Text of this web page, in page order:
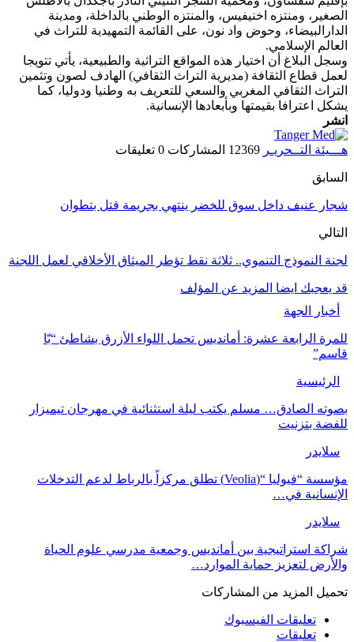
الصغير، ومنتزه اخنيفيس، والمنتزه الوطني بالداخلة، ومدينة
الدارالبيضاء، وحوض واد نون، على القائمة التمهيدية للتراث في
العالم الإسلامي.
وسجل البلاغ أن اختيار هذه المواقع التراثية والطبيعية، يأتي تتويجا
لعمل قطاع الثقافة (مديرية التراث الثقافي) الهادف لصون وتثمين
التراث الثقافي المغربي والسعي للتعريف به وطنيا ودوليا، كما
يشكل اعترافا بقيمتها وبأبعادها الإنسانية.
انشر
هـــيئة التــحريـر 12369 المشاركات 0 تعليقات
السابق
شجار عنيف داخل سوق للخضر ينتهي بجريمة قتل بتطوان
التالي
لجنة النموذج التنموي.. ثلاثة نقط تؤطر الميثاق الأخلاقي لعمل اللجنة
قد يعجبك ايضا المزيد عن المؤلف
أخبار الجهة
للمرة الرابعة عشرة: أمانديس تحمل اللواء الأزرق بشاطئ “بّا
قاسم”
الرئيسية
بصوته الصادق… مسلم يكتب ليلة استثنائية في مهرجان تيميزار
للفضة بتزنيت
سلايدر
مؤسسة “فيوليا “(Veolia) تطلق مركزاً بالرباط لدعم التدخلات
الإنسانية في…
سلايدر
شراكة استراتيجية بين أمانديس وجمعية مدرسي علوم الحياة
والأرض لتعزيز حماية الموارد…
تحميل المزيد من المشاركات
تعليقات الفيسبوك
تعليقات